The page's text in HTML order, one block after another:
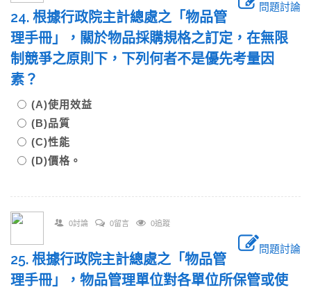
問題討論
24. 根據行政院主計總處之「物品管
理手冊」，關於物品採購規格之訂定，在無限
制競爭之原則下，下列何者不是優先考量因
素？
(A)使用效益
(B)品質
(C)性能
(D)價格。
0討論 0留言 0追蹤
問題討論
25. 根據行政院主計總處之「物品管
理手冊」，物品管理單位對各單位所保管或使